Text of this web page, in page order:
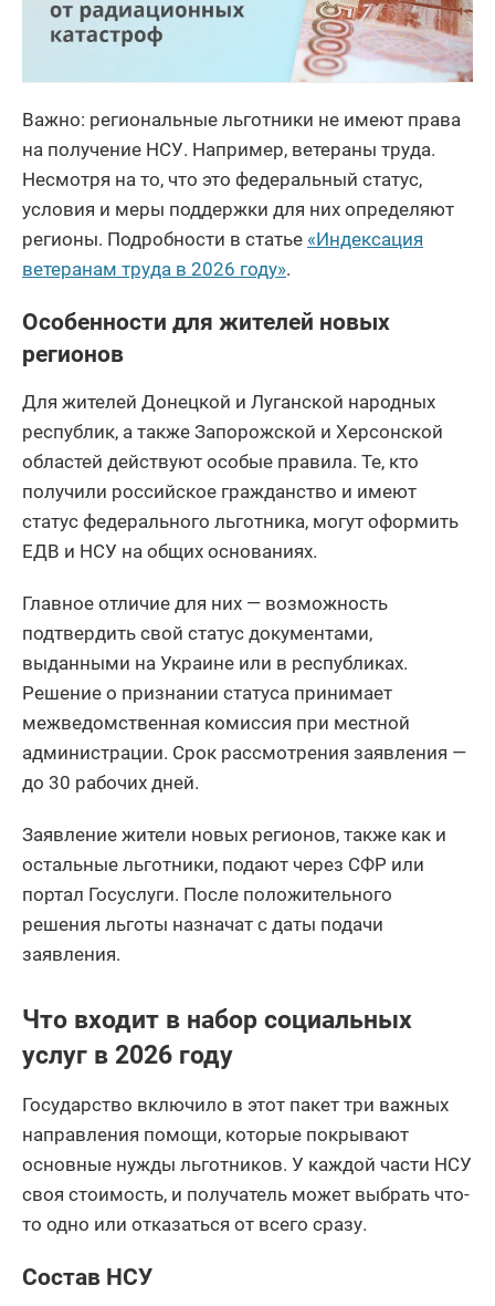
Важно: региональные льготники не имеют права
на получение НСУ. Например, ветераны труда.
Несмотря на то, что это федеральный статус,
условия и меры поддержки для них определяют
регионы. Подробности в статье «Индексация
ветеранам труда в 2026 году».
Особенности для жителей новых
регионов
Для жителей Донецкой и Луганской народных
республик, а также Запорожской и Херсонской
областей действуют особые правила. Те, кто
получили российское гражданство и имеют
статус федерального льготника, могут оформить
ЕДВ и НСУ на общих основаниях.
Главное отличие для них — возможность
подтвердить свой статус документами,
выданными на Украине или в республиках.
Решение о признании статуса принимает
межведомственная комиссия при местной
администрации. Срок рассмотрения заявления —
до 30 рабочих дней.
Заявление жители новых регионов, также как и
остальные льготники, подают через СФР или
портал Госуслуги. После положительного
решения льготы назначат с даты подачи
заявления.
Что входит в набор социальных
услуг в 2026 году
Государство включило в этот пакет три важных
направления помощи, которые покрывают
основные нужды льготников. У каждой части НСУ
своя стоимость, и получатель может выбрать что-
то одно или отказаться от всего сразу.
Состав НСУ